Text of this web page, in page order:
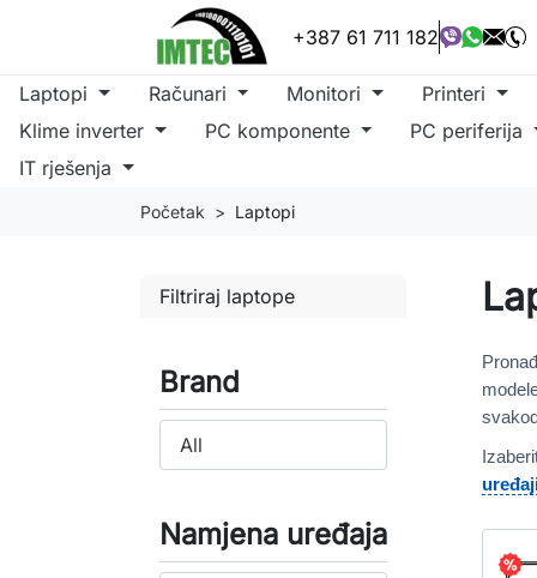
+387 61 711 182
Laptopi Računari Monitori
Printeri
Klime inverter
PC komponente
PC periferija
IT rješenja
Početak Laptopi
Filtriraj laptope
Brand
Namjena uređaja